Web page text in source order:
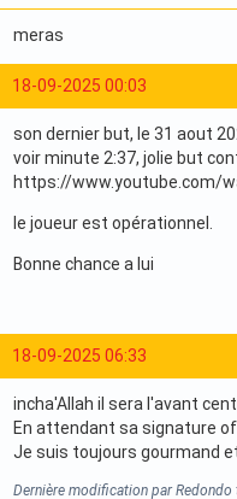
meras
18-09-2025 00:03
son dernier but, le 31 aout
voir minute 2:37, jolie but
https://www.youtube.com/
le joueur est opérationnel.
Bonne chance a lui
18-09-2025 06:33
incha'Allah il sera l'avant
En attendant sa signature
Je suis toujours gourmand
Dernière modification par